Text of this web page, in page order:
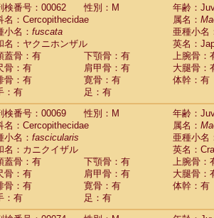
CercopithecidaeColobus guereza (0)
Cercopithecidae Colobus polykomos
Cercopithecidae Piliocolobus badius
Cercopithecidae Kasi senex vetulus(0)
CercopithecidaeKasi senex
CercopithecidaeNasalis larvatus(0)
CercopithecidaePresbytes
CercopithecidaePygathrix nemaeus
CercopithecidaeSemnopithecus
Cercopithecidae
Trachypithecus
Cercopithecidae
Trachypithecus
Cercopithecidae
Trachypithecus
CercopithecidaeTrachypithecus
CercopithecidaeColobinae spp.(0)
CercopithecidaePresbytesinaespp.(0)
CercopithecidaeCercopithecidae
HylobatidaeHoolock hoolock(0)
検番号：00062
性別：M
年齢：
名：Cercopithecidae
属名：
小名： fuscata
亜種小名
名：ヤクニホンザル
英名：
蓋骨：有
下顎骨：有
上腕骨：
骨：有
肩甲骨：有
大腿骨：
骨：有
寛骨：有
体幹：有
：有
足：有
検番号：00069
性別：M
年齢：
名：Cercopithecidae
属名：
小名： fascicularis
亜種小名
名：カニクイザル
英名：
蓋骨：有
下顎骨：有
上腕骨：
骨：有
肩甲骨：有
大腿骨：
骨：有
寛骨：有
体幹：有
：有
足：有